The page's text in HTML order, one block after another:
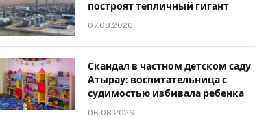
построят тепличный гигант
07.08.2026
Скандал в частном детском саду
Атырау: воспитательница с
судимостью избивала ребенка
06.08.2026